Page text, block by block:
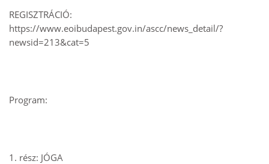
REGISZTRÁCIÓ:
https://www.eoibudapest.gov.in/ascc/news_detail/?
newsid=213&cat=5
Program:
1. rész: JÓGA